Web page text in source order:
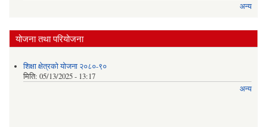
अन्य
योजना तथा परियोजना
शिक्षा क्षेत्रको योजना २०८०-९०
मिति: 05/13/2025 - 13:17
अन्य